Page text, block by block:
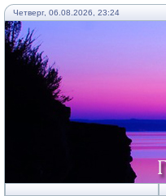
Четверг, 06.08.2026, 23:24